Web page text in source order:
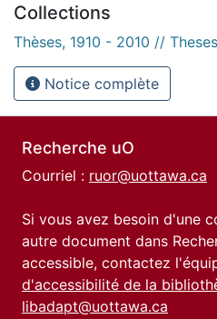
Collections
Thèses, 1910 - 2010 //
Notice complète
Recherche uO
Courriel : ruor@uottawa.ca
Si vous avez besoin d'une
autre document dans
accessible, contactez
d'accessibilité de la
libadapt@uottawa.ca